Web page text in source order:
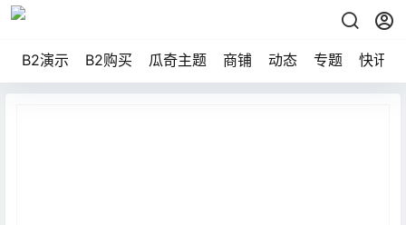
B2演示 B2购买 瓜奇主题 商铺 动态 专题 快讯